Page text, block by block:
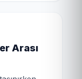
Arası